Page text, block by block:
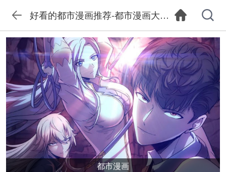
好看的都市漫画推荐-都市漫画大全排行榜
都市漫画